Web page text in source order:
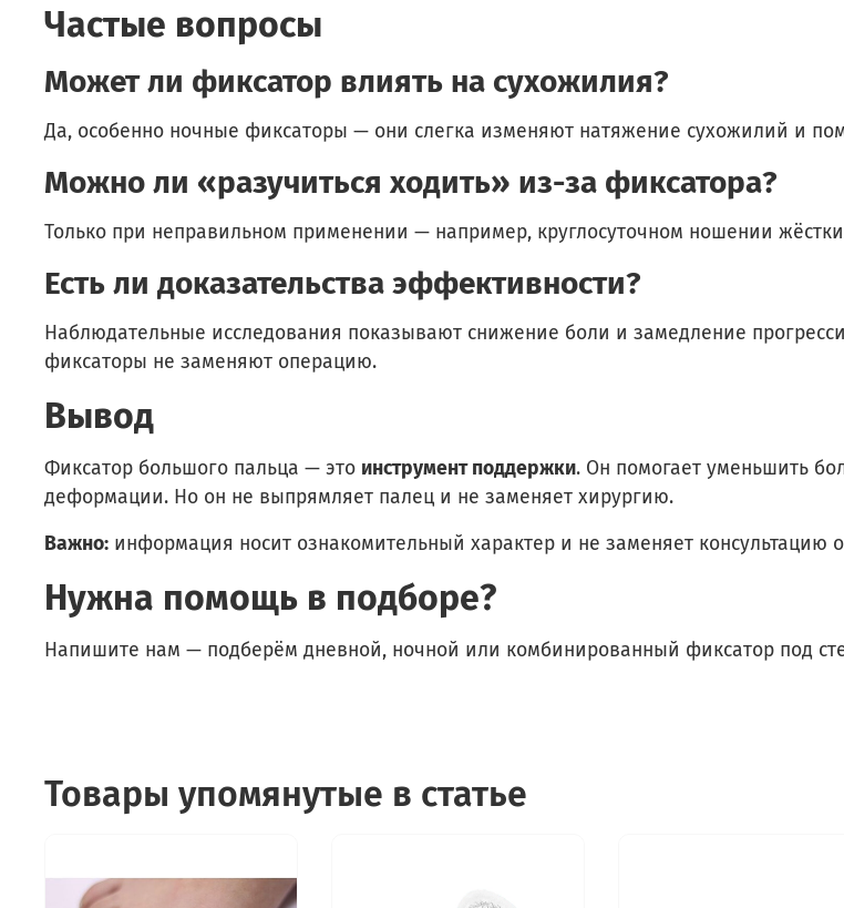
Частые вопросы
Может ли фиксатор влиять на сухожилия?
Да, особенно ночные фиксаторы — они слегка изменяют натяжение сухожилий и
Можно ли «разучиться ходить» из-за фиксатора?
Только при неправильном применении — например, круглосуточном ношении
Есть ли доказательства эффективности?
Наблюдательные исследования показывают снижение боли и замедление
фиксаторы не заменяют операцию.
Вывод
Фиксатор большого пальца — это инструмент поддержки. Он помогает уменьшить
деформации. Но он не выпрямляет палец и не заменяет хирургию.
Важно: информация носит ознакомительный характер и не заменяет консультацию
Нужна помощь в подборе?
Напишите нам — подберём дневной, ночной или комбинированный фиксатор под
Товары упомянутые в статье